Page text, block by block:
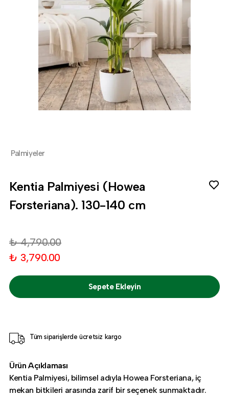
Palmiyeler
Kentia Palmiyesi (Howea
Forsteriana). 130-140 cm
₺ 4,790.00
₺ 3,790.00
Sepete Ekleyin
Tüm siparişlerde ücretsiz kargo
Ürün Açıklaması
Kentia Palmiyesi, bilimsel adıyla Howea Forsteriana, iç
mekan bitkileri arasında zarif bir seçenek sunmaktadır.